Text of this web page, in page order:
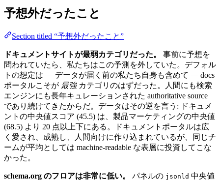
予想外だったこと
Section titled “予想外だったこと”
ドキュメントサイトが最弱カテゴリだった。
事前に予想を
問われていたら、私たちはこの予測を外していた。デフォル
トの想定は — データが届く前の私たち自身も含めて — docs
ポータルこそが 最強カテゴリのはずだった。人間にも検索
エンジンにも長年キュレーションされた authoritative source
であり続けてきたからだ。データはその逆を言う: ドキュメ
ントの中央値スコア (45.5) は、製品マーケティングの中央値
(68.5) より 20 点以上下にある。ドキュメントポータルは広
く愛され、成熟し、人間向けに作り込まれているが、同じチ
ームが平均としては machine-readable な表層に投資してこな
かった。
schema.org のフロアは非常に低い。 パネルの jsonld 中央値